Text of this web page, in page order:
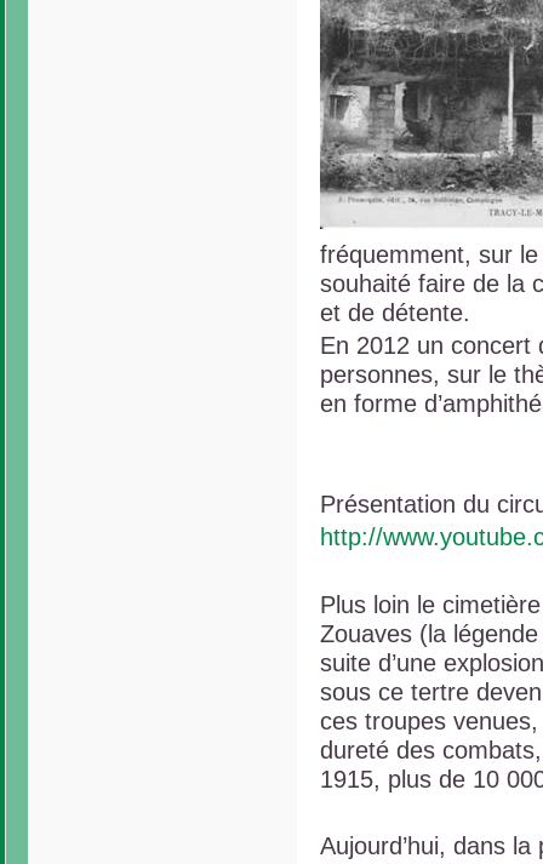
fréquemment, sur
souhaité faire de la
et de détente.
En 2012 un concert
personnes, sur le
en forme
Présentation du
http://
Plus loin le
Zouaves (la
suite d’une
sous ce tertre
ces troupes
dureté des
1915, plus de 10
Aujourd’hui, dans